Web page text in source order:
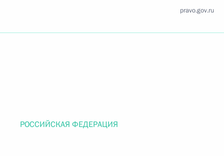
pravo.gov.ru
РОССИЙСКАЯ ФЕДЕРАЦИЯ